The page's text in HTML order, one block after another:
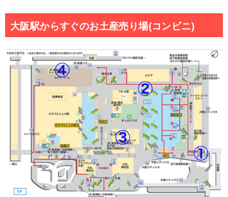
インパクトばっちり「くいだおれ太郎マヨおかき」
幸運の神様「ビリケンさんマヨおかき」
大阪のシンボル「通天閣ソースカツ」
思い出を残したい方におすすめ！缶詰のお土産4選
インパクト強め「くいだおれ太郎ボールチョコ」
可愛い缶詰「くいだおれ太郎サブレ」
クッキーのプリントが可愛い「くいだおれ太郎のクッキー缶」
文房具と間違える？「文房具風クッキー」
ばらまきにおすすめのお土産3選
本格的で食欲をそそる「お好み焼きせんべい」
個数多めで配りやすい「くいだおれ太郎チョコクランチ」
会社へのお土産にぴったり「大阪ツートンショコラ」「きらめく大
大阪駅からすぐのお土産売り場(コンビニ)